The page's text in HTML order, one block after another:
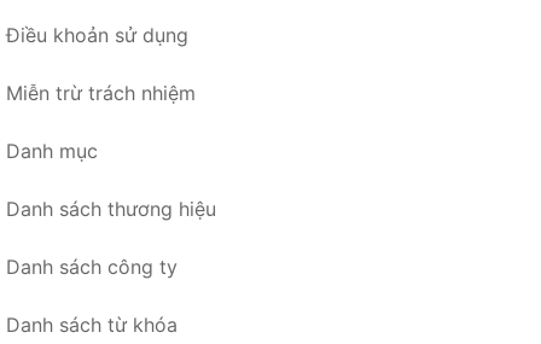
Điều khoản sử dụng
Miễn trừ trách nhiệm
Danh mục
Danh sách thương hiệu
Danh sách công ty
Danh sách từ khóa